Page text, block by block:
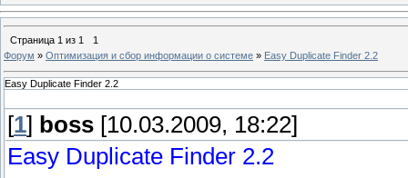
Страница 1 из 1
1
Форум » Оптимизация и сбор информации о системе » Easy Duplicate Finder 2.2
Easy Duplicate Finder 2.2
[1] boss [10.03.2009, 18:22]
Easy Duplicate Finder 2.2